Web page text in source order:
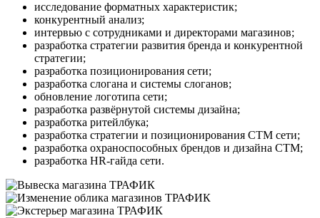
исследование форматных характеристик;
конкурентный анализ;
интервью с сотрудниками и директорами магазинов;
разработка стратегии развития бренда и конкурентной
стратегии;
разработка позиционирования сети;
разработка слогана и системы слоганов;
обновление логотипа сети;
разработка развёрнутой системы дизайна;
разработка ритейлбука;
разработка стратегии и позиционирования СТМ сети;
разработка охраноспособных брендов и дизайна СТМ;
разработка HR-гайда сети.